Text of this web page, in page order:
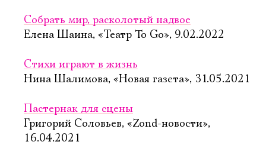
Собрать мир, расколотый надвое
Елена Шаина, «Театр To Go», 9.02.2022
Стихи играют в жизнь
Нина Шалимова, «Новая газета», 31.05.2021
Пастернак для сцены
Григорий Соловьев, «Zond-новости»,
16.04.2021